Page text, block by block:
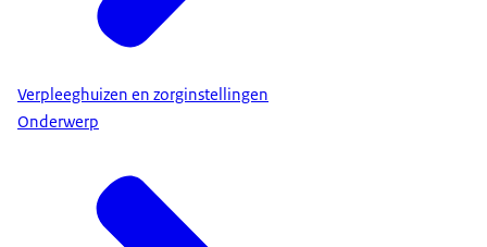
Verpleeghuizen en zorginstellingen
Onderwerp